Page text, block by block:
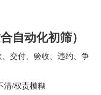
自动化初筛）
交付、验收、违约、争
清/权责模糊